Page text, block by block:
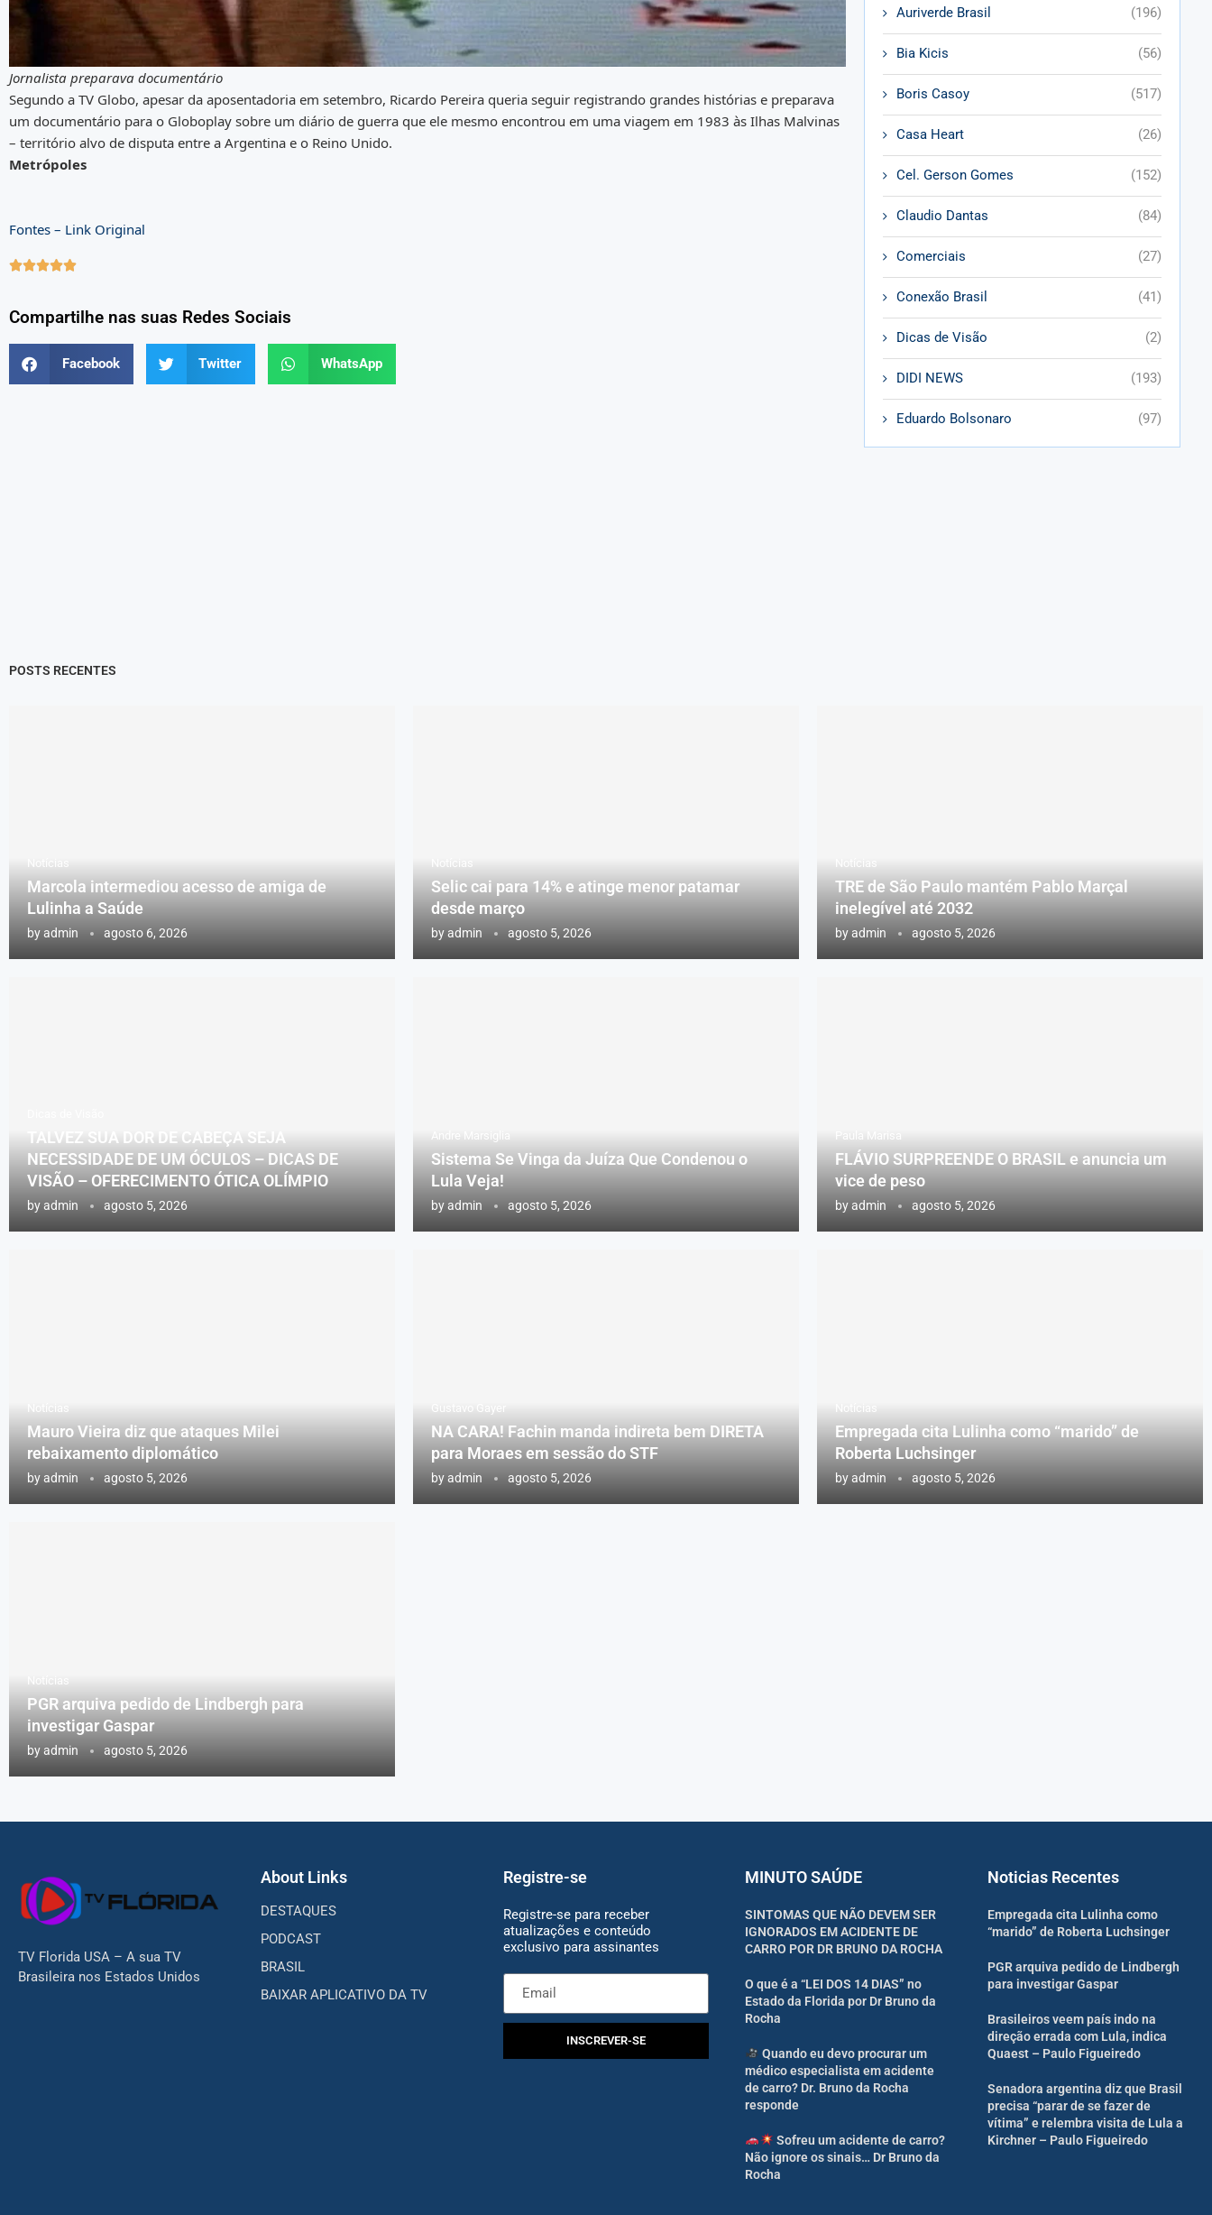
Jornalista preparava documentário
Segundo a TV Globo, apesar da aposentadoria em setembro, Ricardo Pereira queria seguir registrando grandes histórias e preparava
um documentário para o Globoplay sobre um diário de guerra que ele mesmo encontrou em uma viagem em 1983 às Ilhas Malvinas
– território alvo de disputa entre a Argentina e o Reino Unido.
Metrópoles
Fontes – Link Original

Compartilhe nas suas Redes Sociais
Facebook Twitter WhatsApp
Auriverde Brasil (196)
Bia Kicis (56)
Boris Casoy (517)
Casa Heart (26)
Cel. Gerson Gomes (152)
Claudio Dantas (84)
Comerciais (27)
Conexão Brasil (41)
Dicas de Visão (2)
DIDI NEWS (193)
Eduardo Bolsonaro (97)
POSTS RECENTES
Notícias
Marcola intermediou acesso de amiga de
Lulinha a Saúde
byadmin agosto 6, 2026
Notícias
Selic cai para 14% e atinge menor patamar
desde março
byadmin agosto 5, 2026
Notícias
TRE de São Paulo mantém Pablo Marçal
inelegível até 2032
byadmin agosto 5, 2026
TALVEZ SUA DOR DE CABEÇA SEJA
NECESSIDADE DE UM ÓCULOS – DICAS DE
VISÃO – OFERECIMENTO ÓTICA OLÍMPIO
byadmin agosto 5, 2026
Andre Marsiglia
Sistema Se Vinga da Juíza Que Condenou o
Lula Veja!
byadmin agosto 5, 2026
Paula Marisa
FLÁVIO SURPREENDE O BRASIL e anuncia um
vice de peso
byadmin agosto 5, 2026
Notícias
Mauro Vieira diz que ataques Milei
rebaixamento diplomático
byadmin agosto 5, 2026
Gustavo Gayer
NA CARA! Fachin manda indireta bem DIRETA
para Moraes em sessão do STF
byadmin agosto 5, 2026
Notícias
Empregada cita Lulinha como “marido” de
Roberta Luchsinger
byadmin agosto 5, 2026
Notícias
PGR arquiva pedido de Lindbergh para
investigar Gaspar
byadmin agosto 5, 2026
TV Florida USA – A sua TV
Brasileira nos Estados Unidos
About Links
DESTAQUES
PODCAST
BRASIL
BAIXAR APLICATIVO DA TV
Registre-se
Registre-se para receber
atualizações e conteúdo
exclusivo para assinantes
INSCREVER-SE
MINUTO SAÚDE
SINTOMAS QUE NÃO DEVEM SER
IGNORADOS EM ACIDENTE DE
CARRO POR DR BRUNO DA ROCHA
O que é a “LEI DOS 14 DIAS” no
Estado da Florida por Dr Bruno da
Rocha
Quando eu devo procurar um
médico especialista em acidente
de carro? Dr. Bruno da Rocha
responde
Sofreu um acidente de carro?
Não ignore os sinais… Dr Bruno da
Rocha
Noticias Recentes
Empregada cita Lulinha como
“marido” de Roberta Luchsinger
PGR arquiva pedido de Lindbergh
para investigar Gaspar
Brasileiros veem país indo na
direção errada com Lula, indica
Quaest – Paulo Figueiredo
Senadora argentina diz que Brasil
precisa “parar de se fazer de
vítima” e relembra visita de Lula a
Kirchner – Paulo Figueiredo